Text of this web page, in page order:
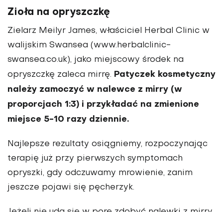
Zioła na opryszczkę
Zielarz Meilyr James, właściciel Herbal Clinic w
walijskim Swansea (www.herbalclinic-
swansea.co.uk), jako miejscowy środek na
opryszczkę zaleca mirrę. Patyczek kosmetyczny
należy zamoczyć w nalewce z mirry (w
proporcjach 1:3) i przykładać na zmienione
miejsce 5-10 razy dziennie.
Najlepsze rezultaty osiągniemy, rozpoczynając
terapię już przy pierwszych symptomach
opryszki, gdy odczuwamy mrowienie, zanim
jeszcze pojawi się pęcherzyk.